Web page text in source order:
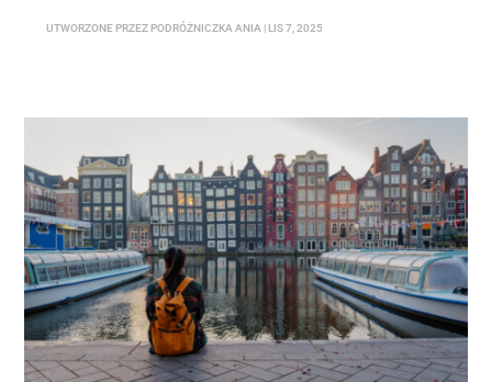
UTWORZONE PRZEZ PODRÓŻNICZKA ANIA | LIS 7, 2025